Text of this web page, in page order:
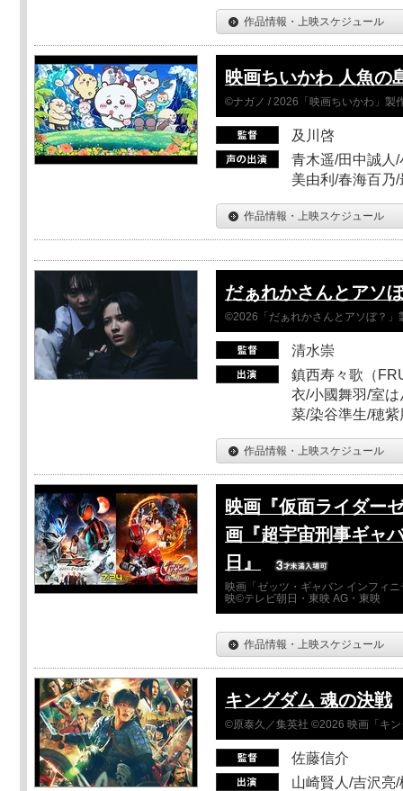
作品情報・上映スケジュール
映画ちいかわ 人魚の
©ナガノ / 2026「映画ちいかわ」製
及川啓
青木遥/田中誠人
美由利/春海百乃
作品情報・上映スケジュール
だぁれかさんとアソ
©2026「だぁれかさんとアソぼ？」
清水崇
鎮西寿々歌（
衣/小國舞羽/室
菜/染谷準生/穂
作品情報・上映スケジュール
映画『仮面ライダー
画『超宇宙刑事ギャ
日』
映画「ゼッツ・ギャバン インフィ
映©テレビ朝日・東映 AG・東映
作品情報・上映スケジュール
キングダム 魂の決戦
©原泰久／集英社 ©2026 映画「キ
佐藤信介
山崎賢人/吉沢亮